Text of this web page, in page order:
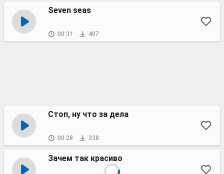
Seven seas
00:31 407
Стоп, ну что за дела
00:28 338
Зачем так красиво